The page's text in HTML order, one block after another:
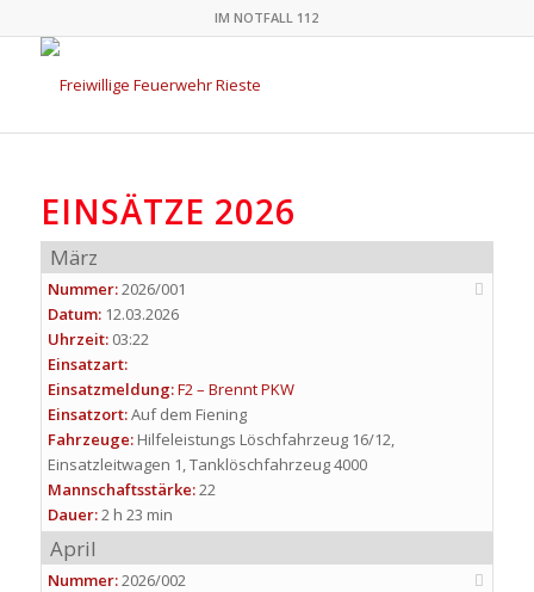
IM NOTFALL 112
EINSÄTZE 2026
März
Nummer:2026/001
Datum:12.03.2026
Uhrzeit:03:22
Einsatzart:
Einsatzmeldung:F2 – Brennt PKW
Einsatzort:Auf dem Fiening
Fahrzeuge:Hilfeleistungs Löschfahrzeug 16/12,
Einsatzleitwagen 1, Tanklöschfahrzeug 4000
Mannschaftsstärke:22
Dauer:2 h 23 min
April
Nummer:2026/002